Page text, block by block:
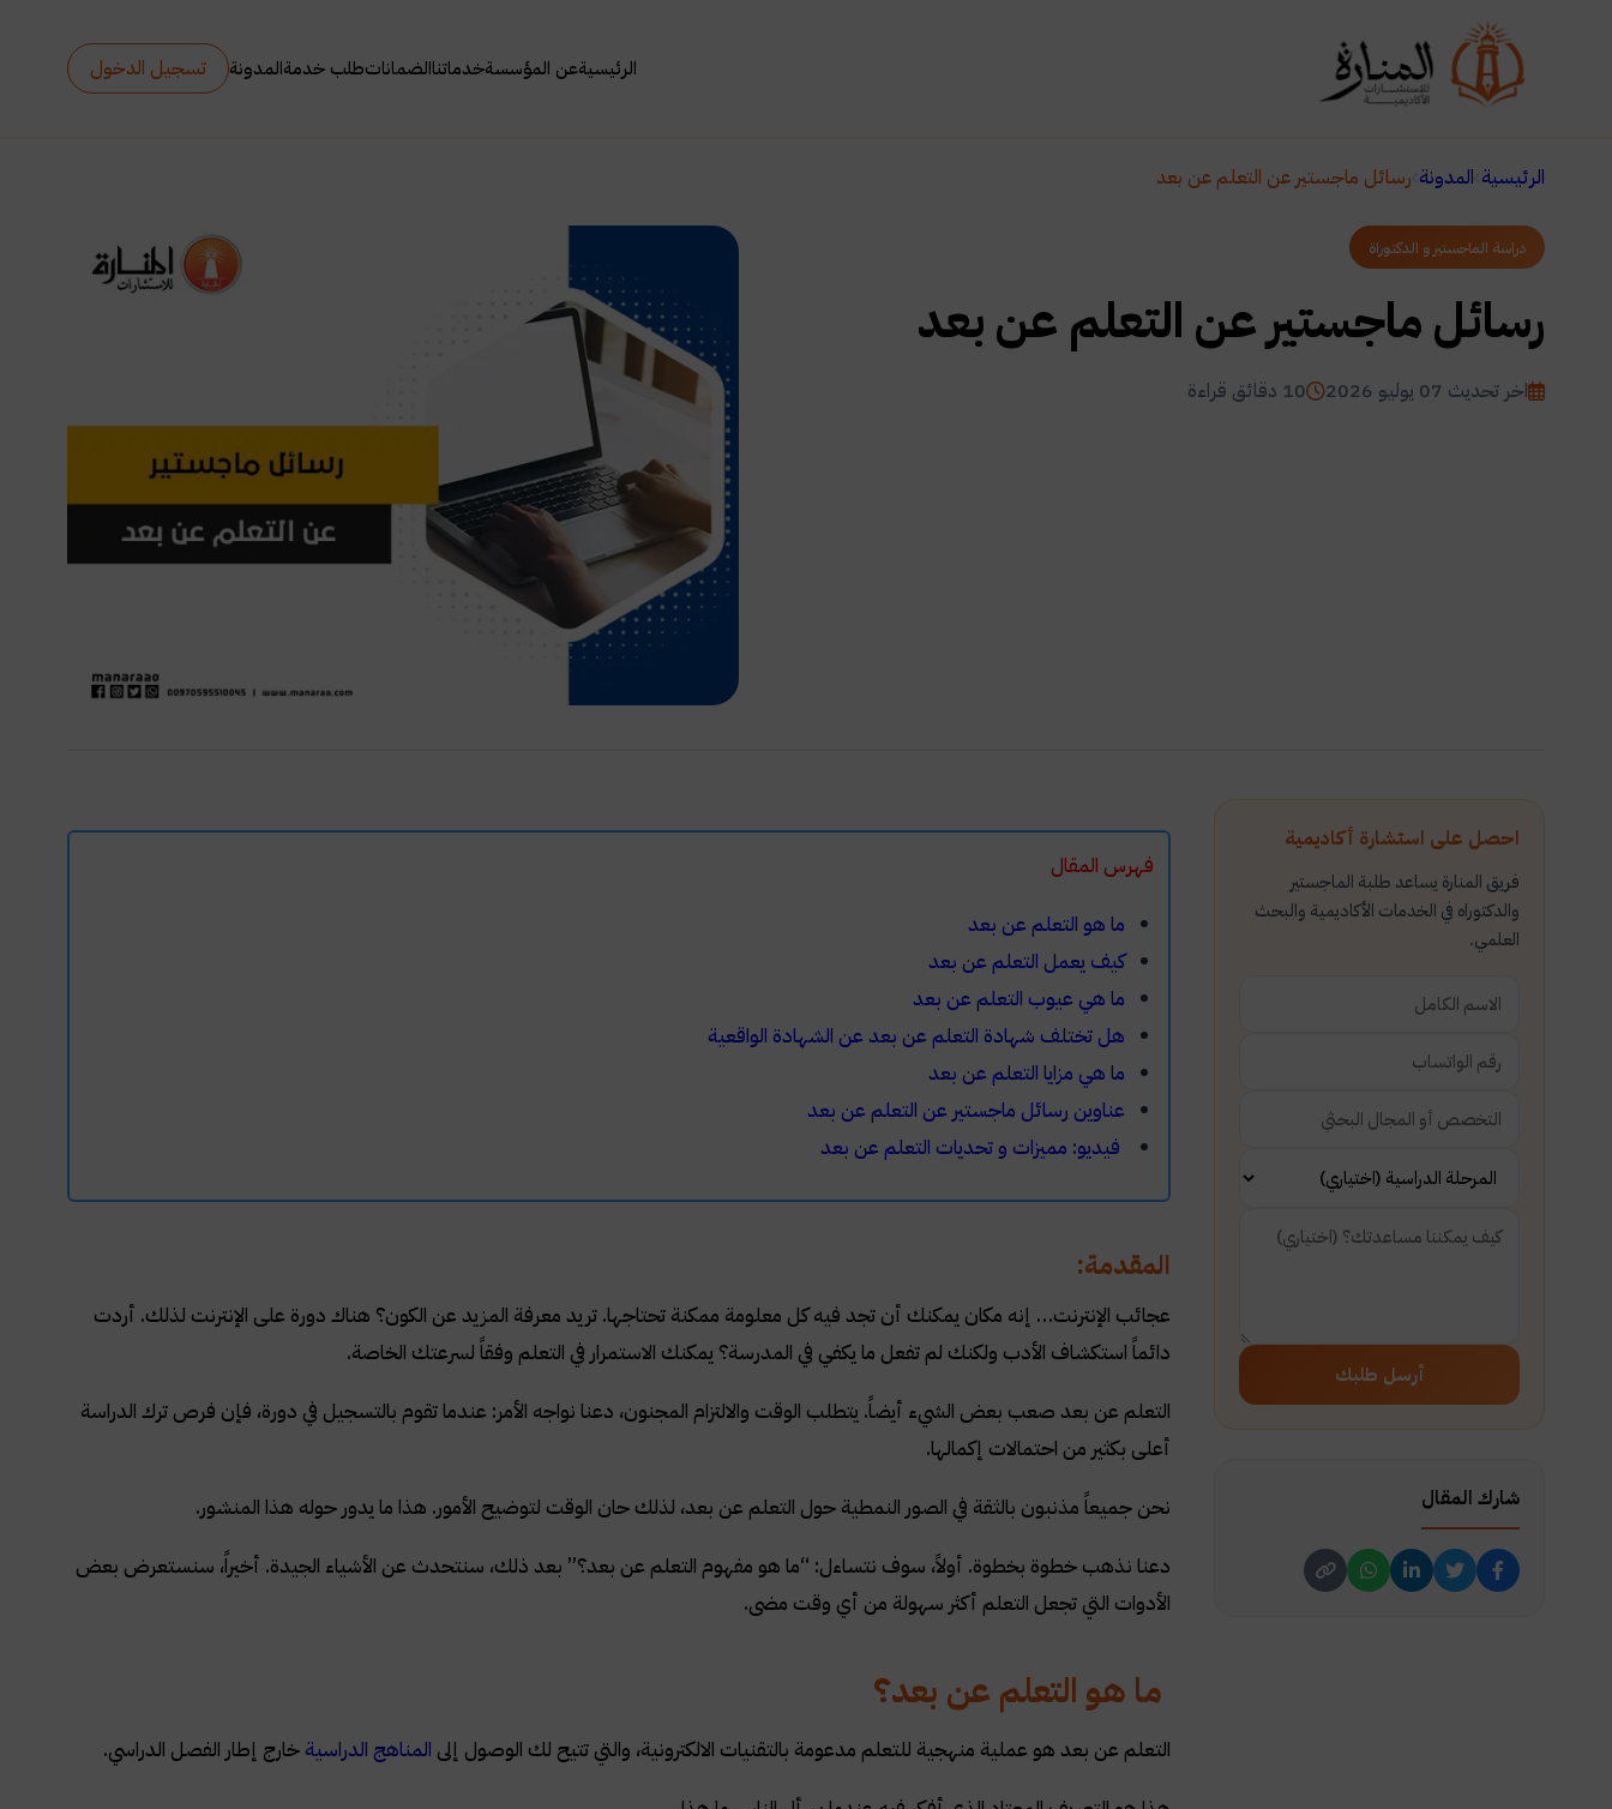
الرئيسيةعن المؤسسةخدماتناالضماناتطلب خدمةالمدونة تسجيل الدخول
الرئيسية المدونة رسائل ماجستير عن التعلم عن بعد
دراسة الماجستير و الدكتوراة
رسائل ماجستير عن التعلم عن بعد
اخر تحديث 07 يوليو 2026 10 دقائق قراءة
احصل على استشارة أكاديمية
فريق المنارة يساعد طلبة الماجستير
والدكتوراه في الخدمات الأكاديمية والبحث
العلمي.
أرسل طلبك
شارك المقال
فهرس المقال
ما هو التعلم عن بعد
كيف يعمل التعلم عن بعد
ما هي عيوب التعلم عن بعد
هل تختلف شهادة التعلم عن بعد عن الشهادة الواقعية
ما هي مزايا التعلم عن بعد
عناوين رسائل ماجستير عن التعلم عن بعد
فيديو: مميزات و تحديات التعلم عن بعد
المقدمة:
عجائب الإنترنت… إنه مكان يمكنك أن تجد فيه كل معلومة ممكنة تحتاجها. تريد معرفة المزيد عن الكون؟ هناك دورة على الإنترنت لذلك. أردت
دائماً استكشاف الأدب ولكنك لم تفعل ما يكفي في المدرسة؟ يمكنك الاستمرار في التعلم وفقاً لسرعتك الخاصة.
التعلم عن بعد صعب بعض الشيء أيضاً. يتطلب الوقت والالتزام المجنون، دعنا نواجه الأمر: عندما تقوم بالتسجيل في دورة، فإن فرص ترك الدراسة
أعلى بكثير من احتمالات إكمالها.
نحن جميعاً مذنبون بالثقة في الصور النمطية حول التعلم عن بعد، لذلك حان الوقت لتوضيح الأمور. هذا ما يدور حوله هذا المنشور.
دعنا نذهب خطوة بخطوة. أولاً، سوف نتساءل: “ما هو مفهوم التعلم عن بعد؟” بعد ذلك، سنتحدث عن الأشياء الجيدة. أخيراً، سنستعرض بعض
الأدوات التي تجعل التعلم أكثر سهولة من أي وقت مضى.
ما هو التعلم عن بعد؟
التعلم عن بعد هو عملية منهجية للتعلم مدعومة بالتقنيات الالكترونية، والتي تتيح لك الوصول إلى المناهج الدراسية خارج إطار الفصل الدراسي.